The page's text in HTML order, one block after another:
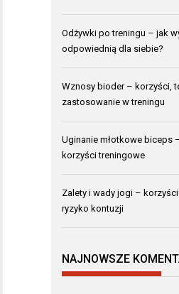
Odżywki po treningu – jak
odpowiednią dla siebie?
Wznosy bioder – korzyści,
zastosowanie w treningu
Uginanie młotkowe biceps
korzyści treningowe
Zalety i wady jogi –
ryzyko kontuzji
NAJNOWSZE